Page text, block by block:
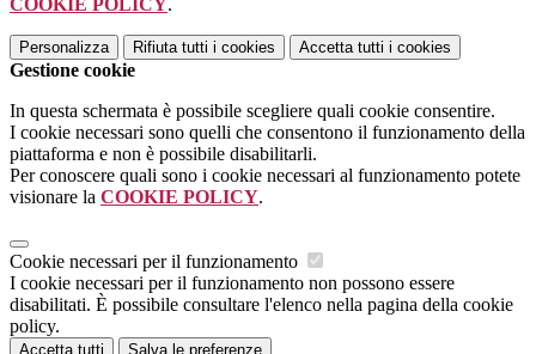
COOKIE POLICY.
Personalizza Rifiuta tutti i cookies Accetta tutti i cookies
Gestione cookie
In questa schermata è possibile scegliere quali cookie consentire.
I cookie necessari sono quelli che consentono il funzionamento della
piattaforma e non è possibile disabilitarli.
Per conoscere quali sono i cookie necessari al funzionamento potete
visionare la COOKIE POLICY.
Cookie necessari per il funzionamento
I cookie necessari per il funzionamento non possono essere
disabilitati. È possibile consultare l'elenco nella pagina della cookie
policy.
Accetta tutti Salva le preferenze